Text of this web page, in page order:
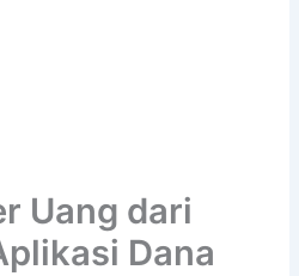
Uang dari
Dana